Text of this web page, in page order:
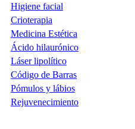
Higiene facial
Crioterapia
Medicina Estética
Ácido hilaurónico
Láser lipolítico
Código de Barras
Pómulos y lábios
Rejuvenecimiento